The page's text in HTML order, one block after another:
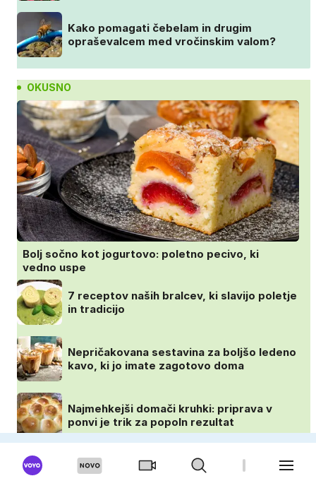
Kako pomagati čebelam in drugim
opraševalcem med vročinskim valom?
OKUSNO
Bolj sočno kot jogurtovo: poletno pecivo, ki
vedno uspe
7 receptov naših bralcev, ki slavijo poletje
in tradicijo
Nepričakovana sestavina za boljšo ledeno
kavo, ki jo imate zagotovo doma
Najmehkejši domači kruhki: priprava v
ponvi je trik za popoln rezultat
VOYO